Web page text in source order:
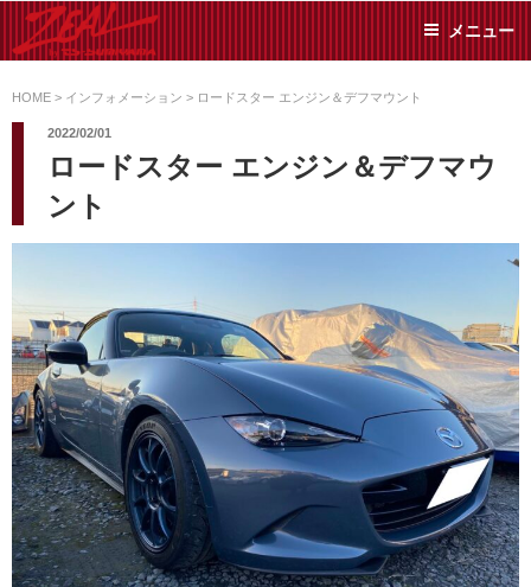
ン
ツ
ッ
SUMIYAMA
た日常メンテから各種チ
ューニングまで、車に関
リーでお任せください!
メニュー
HOME > インフォメーション > ロードスター エンジン＆デフマウント
2022/02/01
ロードスター エンジン＆デフマウ
ント